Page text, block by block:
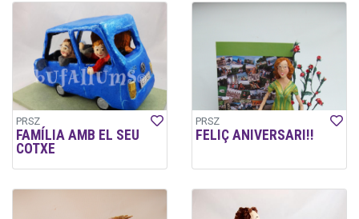
PRSZ
FAMÍLIA AMB EL SEU
COTXE
PRSZ
FELIÇ ANIVERSARI!!